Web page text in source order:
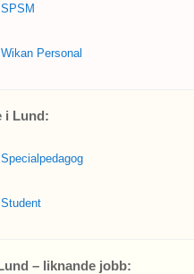
SPSM
Wikan Personal
i Lund:
Specialpedagog
Student
– liknande jobb: